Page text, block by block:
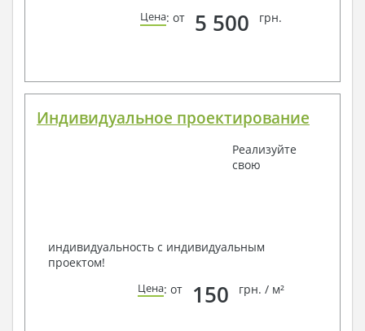
Цена: от 5 500 грн.
Индивидуальное проектирование
Реализуйте
свою
индивидуальность с индивидуальным
проектом!
Цена: от 150 грн. / м²